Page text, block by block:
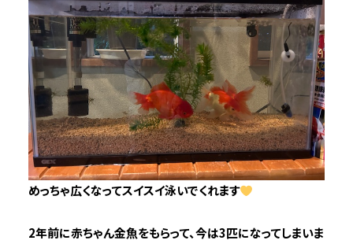
めっちゃ広くなってスイスイ泳いでくれます
2年前に赤ちゃん金魚をもらって、今は3匹になってしまいま